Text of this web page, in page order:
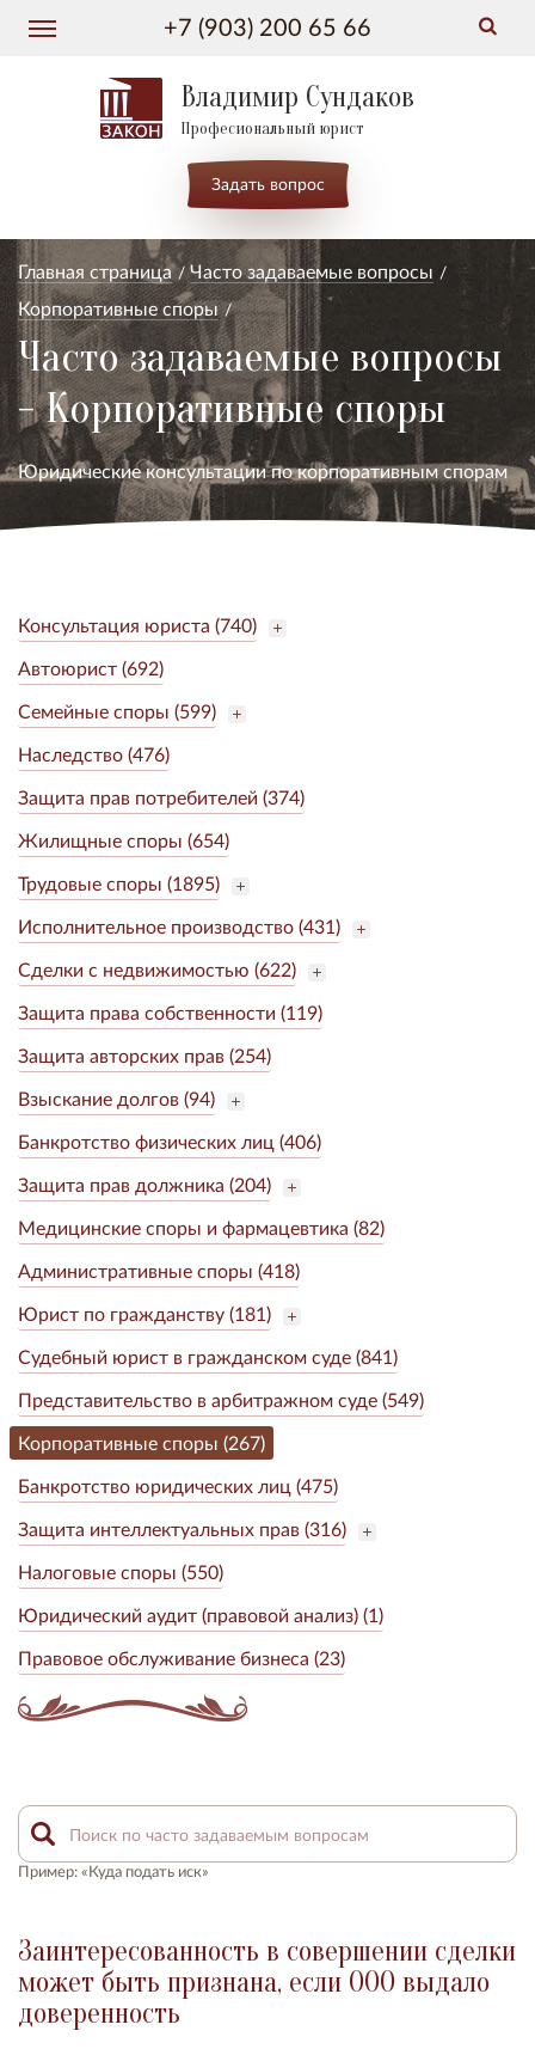
+7 (903) 200 65 66
Владимир Сундаков
Професиональный юрист
Задать вопрос
Главная страница
Часто задаваемые вопросы
Корпоративные споры
Часто задаваемые вопросы
- Корпоративные споры
Юридические консультации по корпоративным спорам
Консультация юриста (740)
Автоюрист (692)
Семейные споры (599)
Наследство (476)
Защита прав потребителей (374)
Жилищные споры (654)
Трудовые споры (1895)
Исполнительное производство (431)
Сделки с недвижимостью (622)
Защита права собственности (119)
Защита авторских прав (254)
Взыскание долгов (94)
Банкротство физических лиц (406)
Защита прав должника (204)
Медицинские споры и фармацевтика (82)
Административные споры (418)
Юрист по гражданству (181)
Судебный юрист в гражданском суде (841)
Представительство в арбитражном суде (549)
Корпоративные споры (267)
Банкротство юридических лиц (475)
Защита интеллектуальных прав (316)
Налоговые споры (550)
Юридический аудит (правовой анализ) (1)
Правовое обслуживание бизнеса (23)
Пример: «Куда подать иск»
Заинтересованность в совершении сделки
может быть признана, если ООО выдало
доверенность